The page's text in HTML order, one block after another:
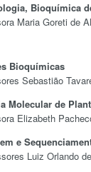
Bioquímica
Maria Goreti de
Bioquímicas
Sebastião
Molecular de
Elizabeth
e
Luiz Orlando